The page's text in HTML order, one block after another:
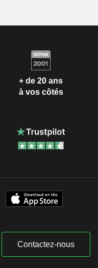
+ de 20 ans
à vos côtés
Contactez-nous